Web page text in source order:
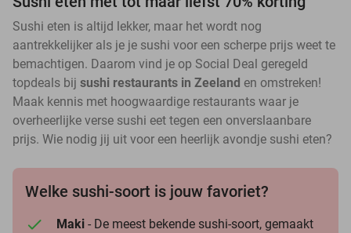
Sushi eten is altijd lekker, maar het wordt nog
aantrekkelijker als je je sushi voor een scherpe prijs weet te
bemachtigen. Daarom vind je op Social Deal geregeld
topdeals bij sushi restaurants in Zeeland en omstreken!
Maak kennis met hoogwaardige restaurants waar je
overheerlijke verse sushi eet tegen een onverslaanbare
prijs. Wie nodig jij uit voor een heerlijk avondje sushi eten?
Welke sushi-soort is jouw favoriet?
Maki - De meest bekende sushi-soort, gemaakt